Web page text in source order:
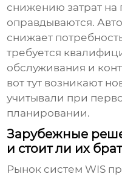
снижению затрат на
оправдываются.
снижает
требуется
обслуживания и
вот тут возникают
учитывали при
планировании.
Зарубежные
и стоит ли их
Рынок систем WIS